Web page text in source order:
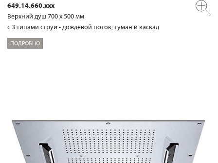
649.14.660.xxx
Верхний душ 700 х 500 мм
с 3 типами струи - дождевой поток, туман и каскад
ПОДРОБНО